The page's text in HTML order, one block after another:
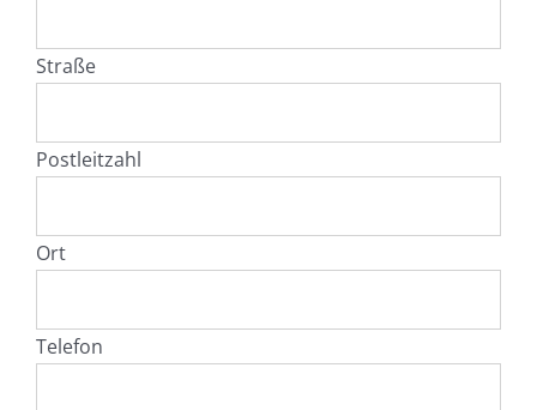
Straße
Postleitzahl
Ort
Telefon